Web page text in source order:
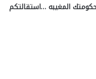
المغيبه …استقالتكم